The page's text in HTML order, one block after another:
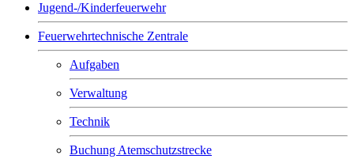
Jugend-/Kinderfeuerwehr
Feuerwehrtechnische Zentrale
Aufgaben
Verwaltung
Technik
Buchung Atemschutzstrecke